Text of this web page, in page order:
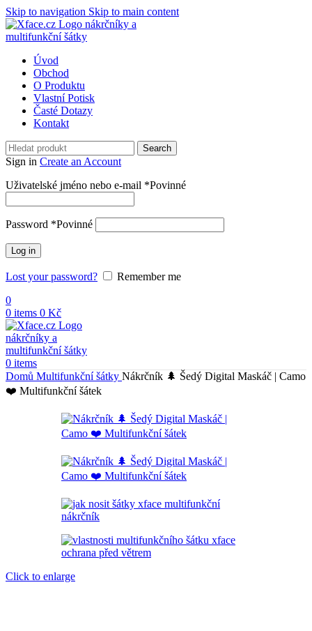
Skip to navigation Skip to main content
Úvod
Obchod
O Produktu
Vlastní Potisk
Časté Dotazy
Kontakt
Search
Sign in Create an Account
Uživatelské jméno nebo e-mail *Povinné
Password *Povinné
Log in
Lost your password?
Remember me
0
0 items 0 Kč
0 items
Domů Multifunkční šátky Nákrčník 🌲 Šedý Digital Maskáč | Camo
❤️ Multifunkční šátek
Click to enlarge